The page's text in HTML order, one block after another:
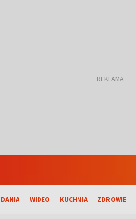
WIDEO KUCHNIA ZDROWIE